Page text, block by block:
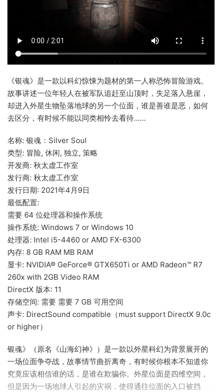
《银魂》是一款以科幻惊悚为题材的第一人称恐怖冒险游戏。
故事讲述一位年轻人在被军队追赶至山顶时，失足落入悬崖，
却进入外星生物坠落地球的另一个位面，谁是善谁是恶，如何
去区分，有时候不能以同类相怜去看待……
名称: 银魂：Silver Soul
类型: 冒险, 休闲, 独立, 策略
开发商: 秋太虚工作室
发行商: 秋太虚工作室
发行日期: 2021年4月9日
最低配置:
需要 64 位处理器和操作系统
操作系统: Windows 7 or Windows 10
处理器: Intel i5-4460 or AMD FX-6300
内存: 8 GB RAM MB RAM
显卡: NVIDIA® GeForce® GTX650Ti or AMD Radeon™ R7
260x with 2GB Video RAM
DirectX 版本: 11
存储空间: 需要 需要 7 GB 可用空间
声卡: DirectSound compatible（must support DirectX 9.0c
or higher）
银魂》（原名《山海幻神》）是一款以外星科幻为背景展开的
一场位面争夺战，故事情节曲折离奇，有时候你根本不知道你
究竟应该相信谁的话，是谁在欺骗你。外星位面是四维空间，
但是因为一场地球人引起的灾祸，使得通往位面的入口被挡